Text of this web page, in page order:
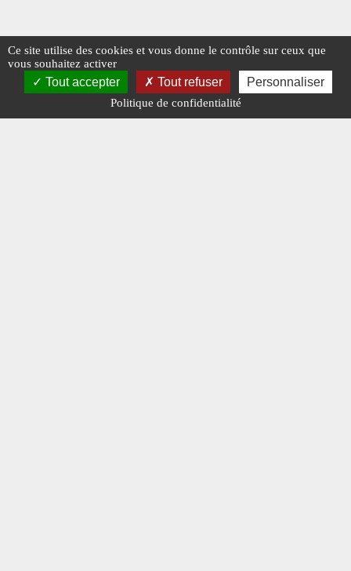
Ce site utilise des cookies et vous donne le contrôle sur ceux que
vous souhaitez activer
Tout accepter Tout refuser Personnaliser
Politique de confidentialité